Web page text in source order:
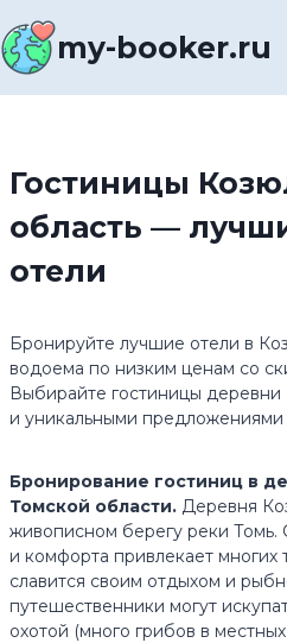
к
содержимомуmy-booker.ru
Гостиницы
область —
отели
Бронируйте лучшие отели в
водоема по низким ценам со
Выбирайте гостиницы
и уникальными предложениями
Бронирование гостиниц в
Томской области. Деревня
живописном берегу реки Томь.
и комфорта привлекает многих
славится своим отдыхом и
путешественники могут
охотой (много грибов в